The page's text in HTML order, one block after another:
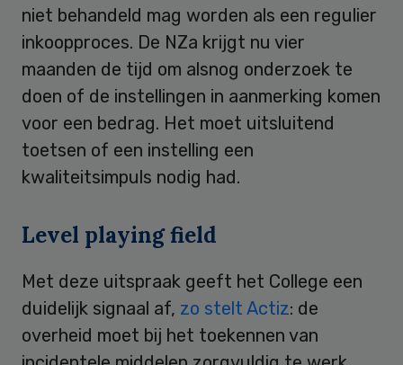
niet behandeld mag worden als een regulier
inkoopproces. De NZa krijgt nu vier
maanden de tijd om alsnog onderzoek te
doen of de instellingen in aanmerking komen
voor een bedrag. Het moet uitsluitend
toetsen of een instelling een
kwaliteitsimpuls nodig had.
Level playing field
Met deze uitspraak geeft het College een
duidelijk signaal af, zo stelt Actiz: de
overheid moet bij het toekennen van